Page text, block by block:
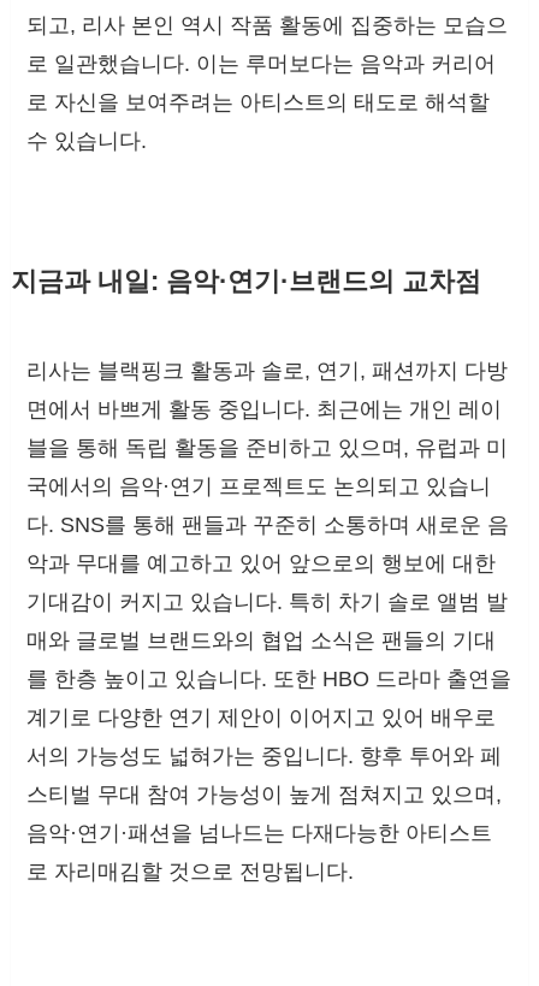
되고, 리사 본인 역시 작품 활동에 집중하는 모습으
로 일관했습니다. 이는 루머보다는 음악과 커리어
로 자신을 보여주려는 아티스트의 태도로 해석할
수 있습니다.
지금과 내일: 음악·연기·브랜드의 교차점
리사는 블랙핑크 활동과 솔로, 연기, 패션까지 다방
면에서 바쁘게 활동 중입니다. 최근에는 개인 레이
블을 통해 독립 활동을 준비하고 있으며, 유럽과 미
국에서의 음악·연기 프로젝트도 논의되고 있습니
다. SNS를 통해 팬들과 꾸준히 소통하며 새로운 음
악과 무대를 예고하고 있어 앞으로의 행보에 대한
기대감이 커지고 있습니다. 특히 차기 솔로 앨범 발
매와 글로벌 브랜드와의 협업 소식은 팬들의 기대
를 한층 높이고 있습니다. 또한 HBO 드라마 출연을
계기로 다양한 연기 제안이 이어지고 있어 배우로
서의 가능성도 넓혀가는 중입니다. 향후 투어와 페
스티벌 무대 참여 가능성이 높게 점쳐지고 있으며,
음악·연기·패션을 넘나드는 다재다능한 아티스트
로 자리매김할 것으로 전망됩니다.